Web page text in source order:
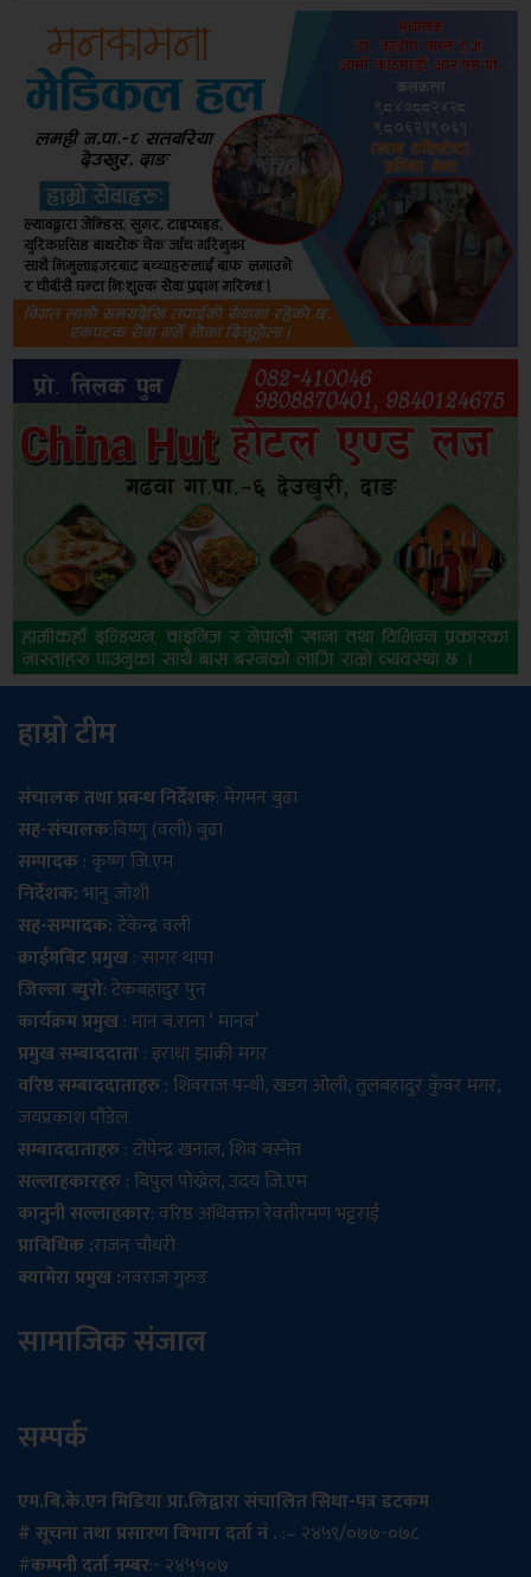
हाम्रो टीम
संचालक तथा प्रबन्ध निर्देशक: मेगमन बुढा
सह-संचालक:विष्णु (वली) बुढा
सम्पादक: कृष्ण जि.एम
निर्देशक:भानु जोशी
सह-सम्पादक:टेकेन्द्र वली
क्राईमबिट प्रमुख: सागर थापा
जिल्ला ब्युरो: टेकबहादुर पुन
कार्यक्रम प्रमुख: मान ब.राना ‘ मानव’
प्रमुख सम्बाददाता: इराधा झाक्री मगर
वरिष्ठ सम्बाददाताहरु: शिवराज पन्थी, खडग ओली, तुलबहादुर कुँवर मगर,
जयप्रकाश पौडेल
सम्बाददाताहरु: टोपेन्द्र खनाल, शिव बस्नेत
सल्लाहकारहरु: बिपुल पोख्रेल, उदय जि.एम
कानुनी सल्लाहकार: वरिष्ठ अधिवक्ता रेवतीरमण भट्टराई
प्राविधिक :राजन चौधरी
क्यामेरा प्रमुख :नवराज गुरुङ
सामाजिक संजाल
सम्पर्क
एम.बि.के.एन मिडिया प्रा.लिद्वारा संचालित सिधा-पत्र डटकम
# सूचना तथा प्रसारण विभाग दर्ता नं . :– २४५९/०७७-०७८
#कम्पनी दर्ता नम्बर:- २४५५०७